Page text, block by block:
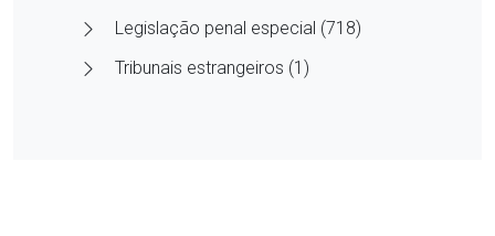
Legislação penal especial (718)
Tribunais estrangeiros (1)